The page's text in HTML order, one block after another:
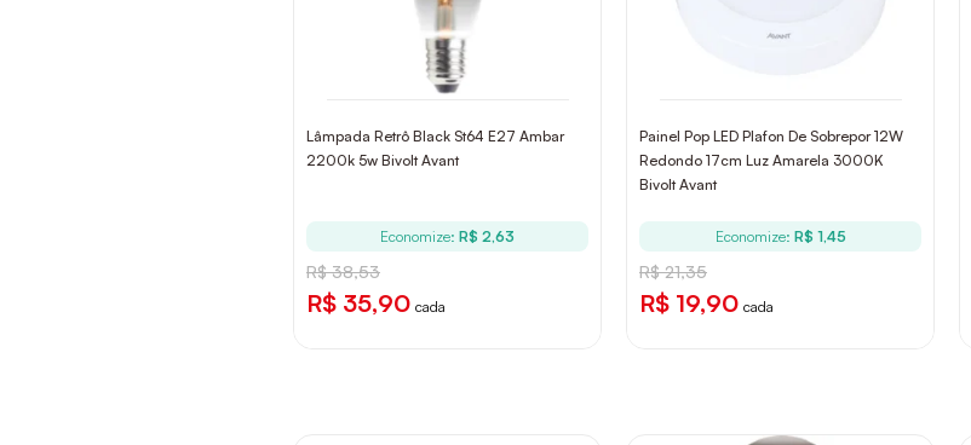
Lâmpada Retrô Black St64 E27 Ambar
2200k 5w Bivolt Avant
Economize: R$ 2,63
R$ 38,53
R$ 35,90 cada
Painel Pop LED Plafon De Sobrepor 12W
Redondo 17cm Luz Amarela 3000K
Bivolt Avant
Economize: R$ 1,45
R$ 21,35
R$ 19,90 cada